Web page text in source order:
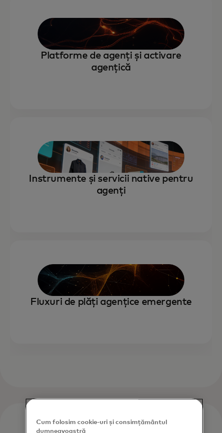
Platforme de agenți și activare
agențică
Instrumente și servicii native pentru
agenți
Fluxuri de plăți agențice emergente
Cum folosim cookie-uri și consimțământul
dumneavoastră